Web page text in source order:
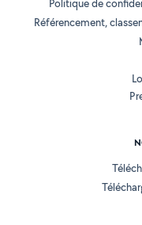
Politique de
Référencement,